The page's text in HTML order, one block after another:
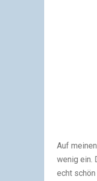
Auf
wenig ein.
echt